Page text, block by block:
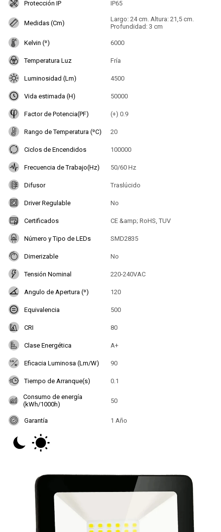
Protección IP IP65
Medidas (Cm)
Largo: 24 cm. Altura: 21,5 cm.
Profundidad: 3 cm
Kelvin (º) 6000
Temperatura Luz Fría
Luminosidad (Lm) 4500
Vida estimada (H) 50000
Factor de Potencia(PF) (+) 0.9
Rango de Temperatura (ºC) 20
Ciclos de Encendidos 100000
Frecuencia de Trabajo(Hz) 50/60 Hz
Difusor Traslúcido
Driver Regulable No
Certificados CE &amp; RoHS, TUV
Número y Tipo de LEDs SMD2835
Dimerizable No
Tensión Nominal 220-240VAC
Angulo de Apertura (º) 120
Equivalencia 500
CRI 80
Clase Energética A+
Eficacia Luminosa (Lm/W) 90
Tiempo de Arranque(s) 0.1
Consumo de energía
(kWh/1000h)
50
Garantía 1 Año